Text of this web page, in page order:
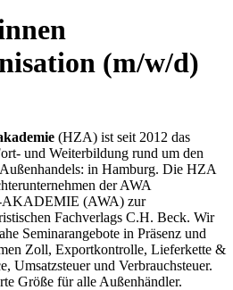
(m/w/d)
(HZA) ist seit 2012 das
und Weiterbildung rund um den
in Hamburg. Die HZA
der AWA
(AWA) zur
Fachverlags C.H. Beck. Wir
Seminarangebote in Präsenz und
Zoll, Exportkontrolle, Lieferkette &
Umsatzsteuer und Verbrauchsteuer.
Größe für alle Außenhändler.